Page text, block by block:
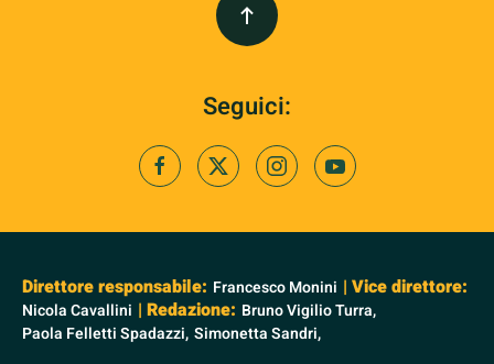
Seguici:
Direttore responsabile: Francesco Monini | Vice direttore:
Nicola Cavallini | Redazione: Bruno Vigilio Turra,
Paola Felletti Spadazzi, Simonetta Sandri,